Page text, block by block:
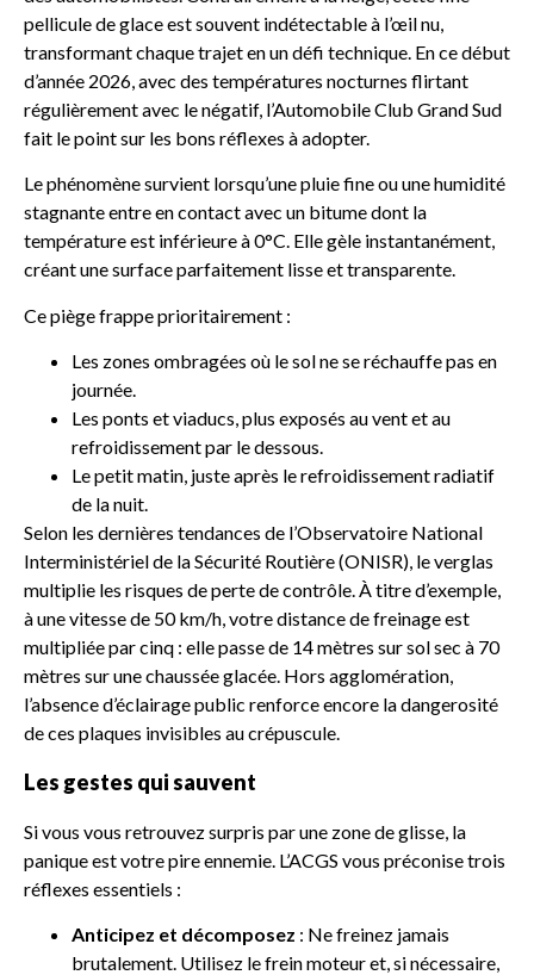
pellicule de glace est souvent indétectable à l’œil nu,
transformant chaque trajet en un défi technique. En ce début
d’année 2026, avec des températures nocturnes flirtant
régulièrement avec le négatif, l’Automobile Club Grand Sud
fait le point sur les bons réflexes à adopter.
Le phénomène survient lorsqu’une pluie fine ou une humidité
stagnante entre en contact avec un bitume dont la
température est inférieure à 0°C. Elle gèle instantanément,
créant une surface parfaitement lisse et transparente.
Ce piège frappe prioritairement :
Les zones ombragées où le sol ne se réchauffe pas en
journée.
Les ponts et viaducs, plus exposés au vent et au
refroidissement par le dessous.
Le petit matin, juste après le refroidissement radiatif
de la nuit.
Selon les dernières tendances de l’Observatoire National
Interministériel de la Sécurité Routière (ONISR), le verglas
multiplie les risques de perte de contrôle. À titre d’exemple,
à une vitesse de 50 km/h, votre distance de freinage est
multipliée par cinq : elle passe de 14 mètres sur sol sec à 70
mètres sur une chaussée glacée. Hors agglomération,
l’absence d’éclairage public renforce encore la dangerosité
de ces plaques invisibles au crépuscule.
Les gestes qui sauvent
Si vous vous retrouvez surpris par une zone de glisse, la
panique est votre pire ennemie. L’ACGS vous préconise trois
réflexes essentiels :
Anticipez et décomposez : Ne freinez jamais
brutalement. Utilisez le frein moteur et, si nécessaire,